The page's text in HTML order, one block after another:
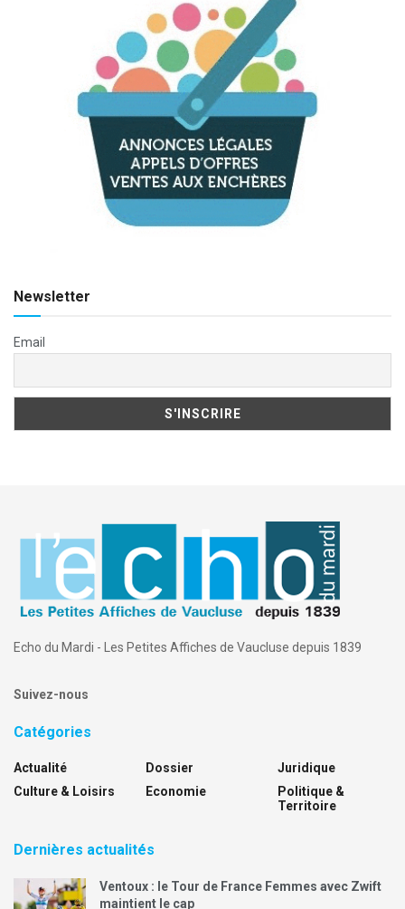
Newsletter
Email
Echo du Mardi - Les Petites Affiches de Vaucluse depuis 1839
Suivez-nous
Catégories
Actualité
Culture & Loisirs
Dossier
Economie
Juridique
Politique &
Territoire
Dernières actualités
Ventoux : le Tour de France Femmes avec Zwift
maintient le cap